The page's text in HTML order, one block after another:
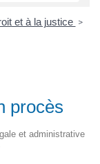
et à la justice >
procès
et administrative